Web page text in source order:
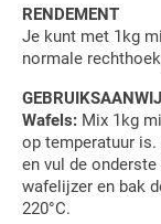
RENDEMENT
Je kunt met 1kg
normale
Wafels: Mix 1kg
op temperatuur
en vul de
wafelijzer en bak
220°C.